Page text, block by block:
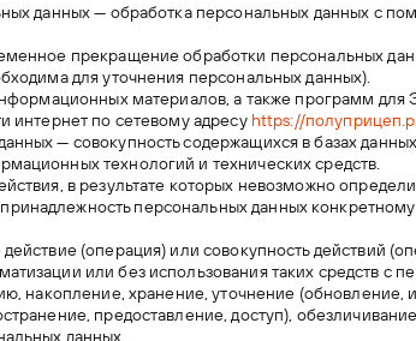
данных — обработка персональных данных с
прекращение обработки персональных
для уточнения персональных данных).
материалов, а также программ
интернет по сетевому адресу https://
— совокупность содержащихся в базах
технологий и технических средств.
в результате которых невозможно
персональных данных
(операция) или совокупность действий
или без использования таких средств с
накопление, хранение, уточнение (обновление,
предоставление, доступ),
данных.